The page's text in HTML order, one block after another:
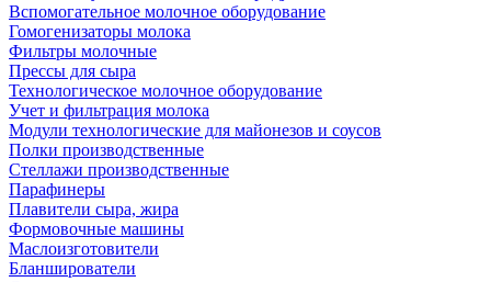
Вспомогательное молочное оборудование
Гомогенизаторы молока
Фильтры молочные
Прессы для сыра
Технологическое молочное оборудование
Учет и фильтрация молока
Модули технологические для майонезов и соусов
Полки производственные
Стеллажи производственные
Парафинеры
Плавители сыра, жира
Формовочные машины
Маслоизготовители
Бланширователи